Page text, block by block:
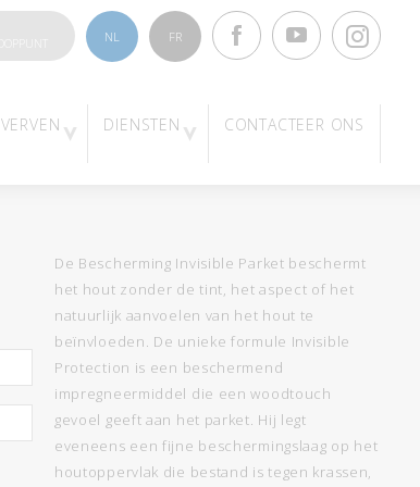
VERVEN DIENSTEN CONTACTEER ONS
NL FR FacebookYoutube
De Bescherming Invisible Parket beschermt
het hout zonder de tint, het aspect of het
natuurlijk aanvoelen van het hout te
beïnvloeden. De unieke formule Invisible
Protection is een beschermend
impregneermiddel die een woodtouch
gevoel geeft aan het parket. Hij legt
eveneens een fijne beschermingslaag op het
houtoppervlak die bestand is tegen krassen,